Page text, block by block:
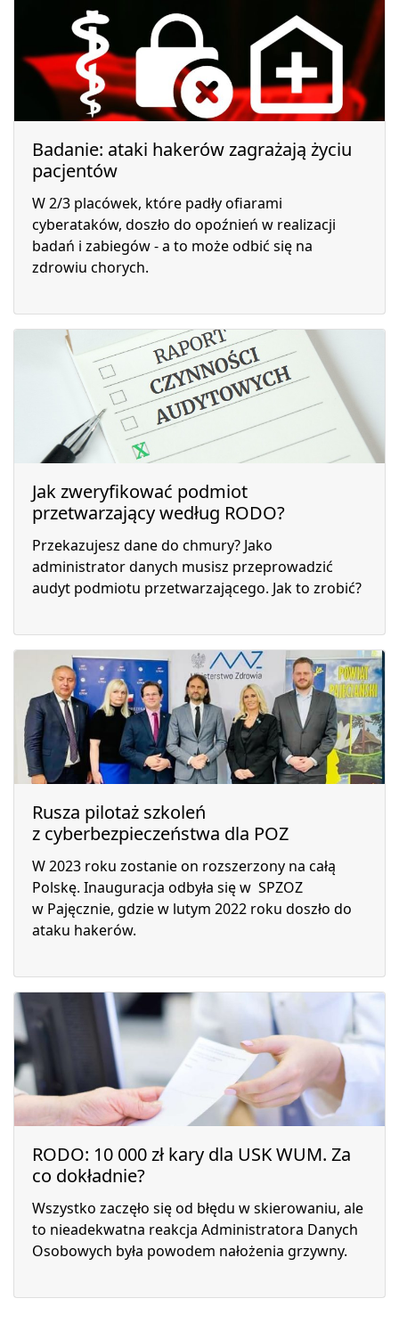
Badanie: ataki hakerów zagrażają życiu
pacjentów
W 2/3 placówek, które padły ofiarami
cyberataków, doszło do opoźnień w realizacji
badań i zabiegów - a to może odbić się na
zdrowiu chorych.
Jak zweryfikować podmiot
przetwarzający według RODO?
Przekazujesz dane do chmury? Jako
administrator danych musisz przeprowadzić
audyt podmiotu przetwarzającego. Jak to zrobić?
Rusza pilotaż szkoleń
z cyberbezpieczeństwa dla POZ
W 2023 roku zostanie on rozszerzony na całą
Polskę. Inauguracja odbyła się w SPZOZ
w Pajęcznie, gdzie w lutym 2022 roku doszło do
ataku hakerów.
RODO: 10 000 zł kary dla USK WUM. Za
co dokładnie?
Wszystko zaczęło się od błędu w skierowaniu, ale
to nieadekwatna reakcja Administratora Danych
Osobowych była powodem nałożenia grzywny.